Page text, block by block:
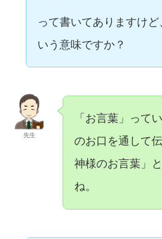
って書いてありますけど
いう意味ですか？
先生
「お言葉」って
のお口を通して
神様のお言葉」
ね。